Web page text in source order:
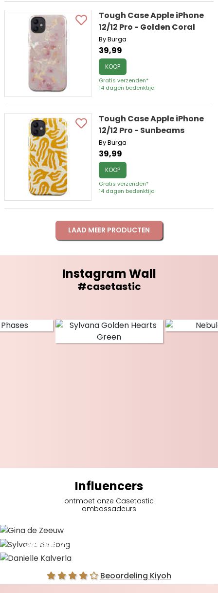
Tough Case Apple iPhone
12/12 Pro - Golden Coral
By Burga
39,99
KOOP
Gratis verzenden*
14 dagen bedenktijd
Tough Case Apple iPhone
12/12 Pro - Sunbeams
By Burga
39,99
KOOP
Gratis verzenden*
14 dagen bedenktijd
LAAD MEER PRODUCTEN
Instagram Wall
#casetastic
Influencers
ontmoet onze Casetastic
ambassadeurs
Sylvana de Jong
Beoordeling Kiyoh